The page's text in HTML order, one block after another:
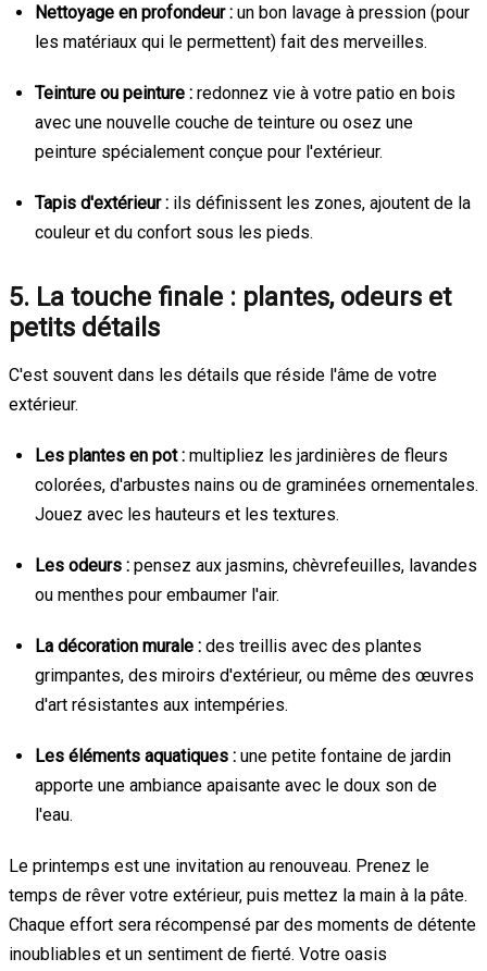
Nettoyage en profondeur : un bon lavage à pression (pour
les matériaux qui le permettent) fait des merveilles.
Teinture ou peinture : redonnez vie à votre patio en bois
avec une nouvelle couche de teinture ou osez une
peinture spécialement conçue pour l'extérieur.
Tapis d'extérieur : ils définissent les zones, ajoutent de la
couleur et du confort sous les pieds.
5. La touche finale : plantes, odeurs et
petits détails
C'est souvent dans les détails que réside l'âme de votre
extérieur.
Les plantes en pot : multipliez les jardinières de fleurs
colorées, d'arbustes nains ou de graminées ornementales.
Jouez avec les hauteurs et les textures.
Les odeurs : pensez aux jasmins, chèvrefeuilles, lavandes
ou menthes pour embaumer l'air.
La décoration murale : des treillis avec des plantes
grimpantes, des miroirs d'extérieur, ou même des œuvres
d'art résistantes aux intempéries.
Les éléments aquatiques : une petite fontaine de jardin
apporte une ambiance apaisante avec le doux son de
l'eau.
Le printemps est une invitation au renouveau. Prenez le
temps de rêver votre extérieur, puis mettez la main à la pâte.
Chaque effort sera récompensé par des moments de détente
inoubliables et un sentiment de fierté. Votre oasis